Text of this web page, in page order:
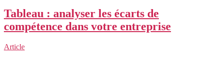
Tableau : analyser les écarts de
compétence dans votre entreprise
Article